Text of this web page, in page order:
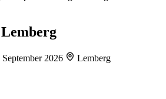
2026 Lemberg